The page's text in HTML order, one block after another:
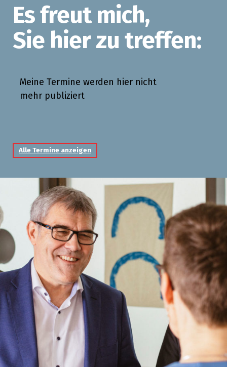
Es freut mich,
Sie hier zu treffen:
Meine Termine werden hier nicht
mehr publiziert
Alle Termine anzeigen